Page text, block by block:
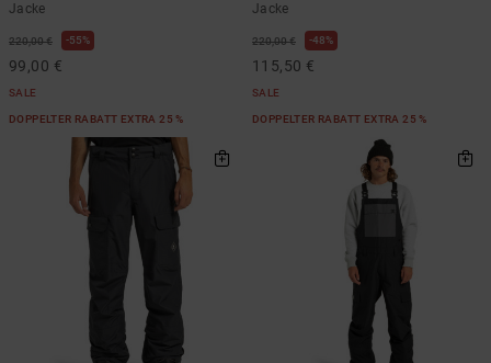
Jacke
220,00 € 55%
99,00 €
SALE
DOPPELTER RABATT EXTRA 25 %
Jacke
220,00 € 48%
115,50 €
SALE
DOPPELTER RABATT EXTRA 25 %